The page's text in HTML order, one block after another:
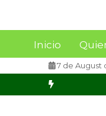
Inicio
7 de August
asistirá al